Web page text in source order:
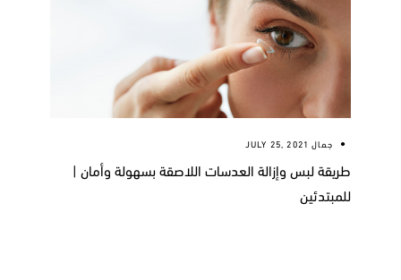
جمال JULY 25, 2021
طريقة لبس وإزالة العدسات اللاصقة بسهولة وأمان |
للمبتدئين